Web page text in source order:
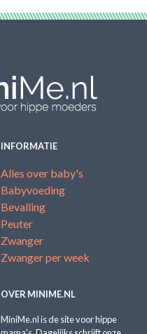
INFORMATIE
Alles over baby's
Babyvoeding
Bevalling
Peuter
Zwanger
Zwanger per week
OVER MINIME.NL
MiniMe.nl is de site voor hippe